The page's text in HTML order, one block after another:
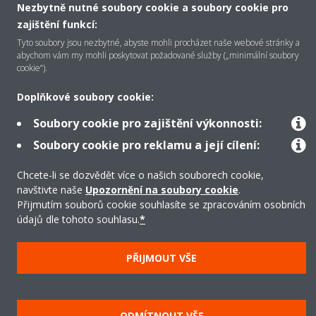
Řešení
Copyright © Daikin
Právní upozornění/Imprint
Oznámení o používání souborů cookie
Všeobecné obchodní podmínky
Nezbytně nutné soubory cookie a soubory cookie pro
zajištění funkcí:
Tyto soubory jsou nezbytné, abyste mohli procházet naše webové stránky a
abychom vám my mohli poskytovat požadované služby („minimální soubory
cookie“).
Doplňkové soubory cookie:
Soubory cookie pro zajištění výkonnosti:
Soubory cookie pro reklamu a její cílení:
Chcete-li se dozvědět více o našich souborech cookie,
navštivte naše Upozornění na soubory cookie.
Přijmutím souborů cookie souhlasíte se zpracováním osobních
údajů dle tohoto souhlasu.*
PŘIJMOUT VŠE